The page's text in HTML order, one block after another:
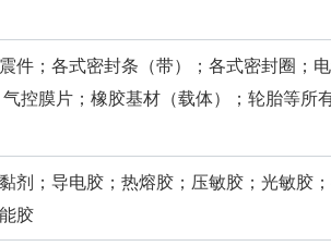
件；各式密封条（带）；各式密封圈；
控膜片；橡胶基材（载体）；轮胎等所
剂；导电胶；热熔胶；压敏胶；光敏胶
胶